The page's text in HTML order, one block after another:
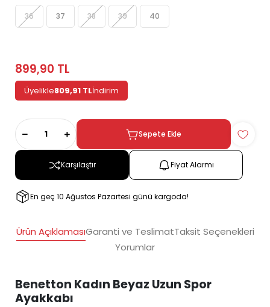
36 37 38 39 40
899,90 TL
Üyelikle809,91 TLİndirim
Sepete Ekle
Karşılaştır Fiyat Alarmı
En geç 10 Ağustos Pazartesi günü kargoda!
Ürün AçıklamasıGaranti ve TeslimatTaksit Seçenekleri
Yorumlar
Benetton Kadın Beyaz Uzun Spor
Ayakkabı